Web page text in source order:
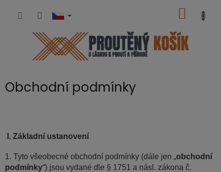
KOŠÍK
Obchodní podmínky
I. Základní ustanovení
1. Tyto všeobecné obchodní podmínky (dále jen „obchodní
podmínky“) jsou vydané dle § 1751 a násl. zákona č.